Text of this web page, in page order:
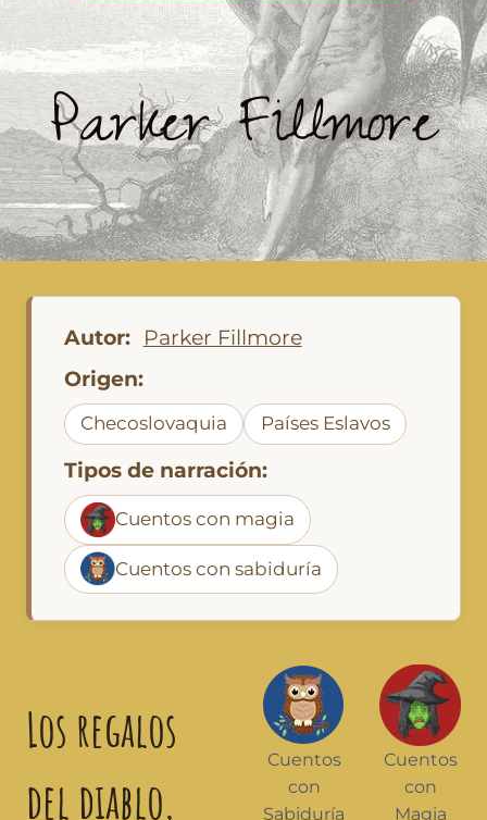
Parker Fillmore
Autor:
Parker Fillmore
Origen:
Checoslovaquia Países Eslavos
Tipos de narración:
Cuentos con magia
Cuentos con sabiduría
Cuentos
con
Magia
Cuentos
con
Sabiduría
Los regalos
del diablo,